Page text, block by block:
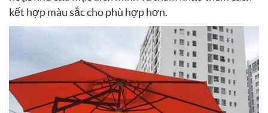
kết hợp màu sắc cho phù hợp hơn.